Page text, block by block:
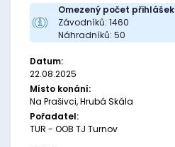
Omezený počet přihlášek
Závodníků: 1460
Náhradníků: 50
Datum:
22.08.2025
Místo konání:
Na Prašivci, Hrubá Skála
Pořadatel:
TUR - OOB TJ Turnov